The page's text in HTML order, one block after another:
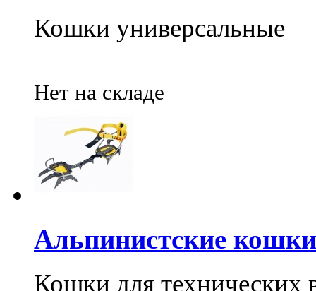
Кошки универсальные
Нет на складе
Альпинистские
Кошки для технических